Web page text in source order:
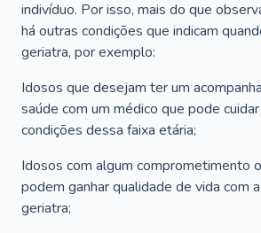
indivíduo. Por isso, mais do que
há outras condições que indicam
geriatra, por exemplo:
Idosos que desejam ter um
saúde com um médico que pode
condições dessa faixa etária;
Idosos com algum comprometimento
podem ganhar qualidade de vida com
geriatra;